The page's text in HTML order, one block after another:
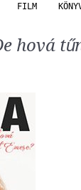
FILM
hová